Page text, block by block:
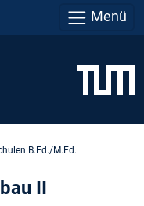
Menü
B.Ed./M.Ed.
II